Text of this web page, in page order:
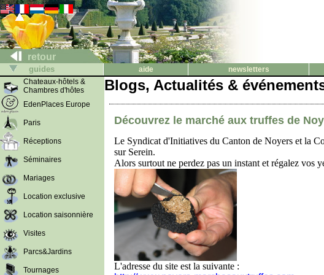
retour
guides aide newsletters
Chateaux-hôtels &
Chambres d'hôtes
EdenPlaces Europe
Paris
Réceptions
Séminaires
Mariages
Location exclusive
Location saisonnière
Visites
Parcs&Jardins
Tournages
Blogs, Actualités &
Découvrez le marché aux truffes de
Le Syndicat d'Initiatives du Canton de Noyers et la
sur Serein.
Alors surtout ne perdez pas un instant et régalez vos
L'adresse du site est la suivante :